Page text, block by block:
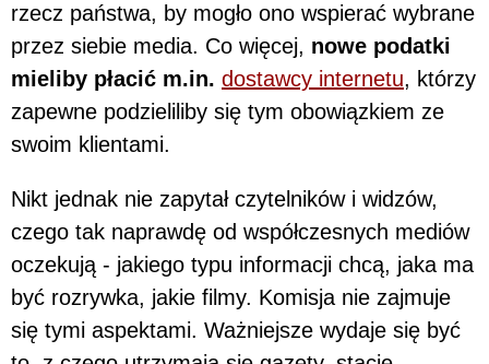
rzecz państwa, by mogło ono wspierać wybrane
przez siebie media. Co więcej, nowe podatki
mieliby płacić m.in. dostawcy internetu, którzy
zapewne podzieliliby się tym obowiązkiem ze
swoim klientami.
Nikt jednak nie zapytał czytelników i widzów,
czego tak naprawdę od współczesnych mediów
oczekują - jakiego typu informacji chcą, jaka ma
być rozrywka, jakie filmy. Komisja nie zajmuje
się tymi aspektami. Ważniejsze wydaje się być